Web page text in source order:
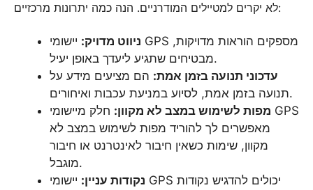
לא יקרים למטיילים המודרניים. הנה כמה יתרונות מרכזיים:
ניווט מדויק: יישומי GPS מספקים הוראות מדויקות,
מבטיחים שתגיע ליעדך באופן יעיל.
עדכוני תנועה בזמן אמת: הם מציעים מידע על
תנועה בזמן אמת, לסיוע במניעת עכבות ואיחורים.
מפות לשימוש במצב לא מקוון: חלק מיישומי GPS
מאפשרים לך להוריד מפות לשימוש במצב לא
מקוון, שימות כשאין חיבור לאינטרנט או חיבור
מוגבל.
נקודות עניין: יישומי GPS יכולים להדגיש נקודות